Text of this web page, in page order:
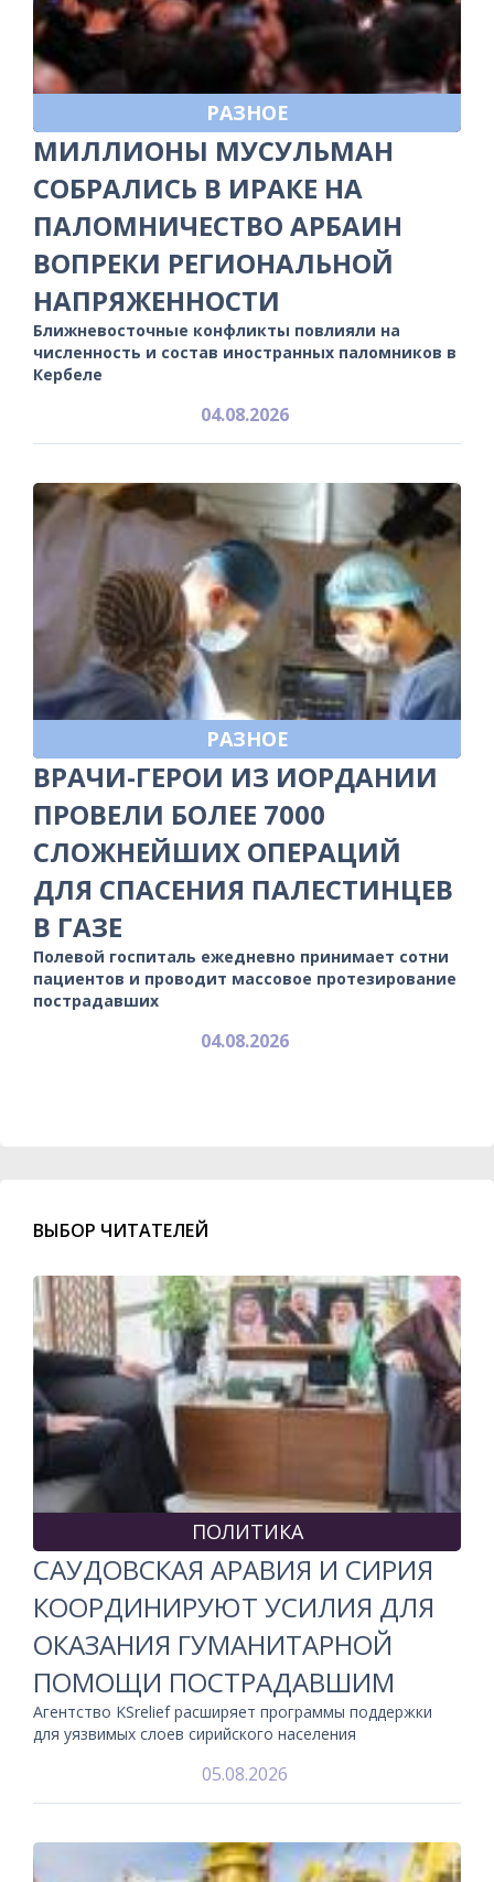
РАЗНОЕ
МИЛЛИОНЫ МУСУЛЬМАН
СОБРАЛИСЬ В ИРАКЕ НА
ПАЛОМНИЧЕСТВО АРБАИН
ВОПРЕКИ РЕГИОНАЛЬНОЙ
НАПРЯЖЕННОСТИ
Ближневосточные конфликты повлияли на
численность и состав иностранных паломников в
Кербеле
04.08.2026
РАЗНОЕ
ВРАЧИ-ГЕРОИ ИЗ ИОРДАНИИ
ПРОВЕЛИ БОЛЕЕ 7000
СЛОЖНЕЙШИХ ОПЕРАЦИЙ
ДЛЯ СПАСЕНИЯ ПАЛЕСТИНЦЕВ
В ГАЗЕ
Полевой госпиталь ежедневно принимает сотни
пациентов и проводит массовое протезирование
пострадавших
04.08.2026
ВЫБОР ЧИТАТЕЛЕЙ
ПОЛИТИКА
САУДОВСКАЯ АРАВИЯ И СИРИЯ
КООРДИНИРУЮТ УСИЛИЯ ДЛЯ
ОКАЗАНИЯ ГУМАНИТАРНОЙ
ПОМОЩИ ПОСТРАДАВШИМ
Агентство KSrelief расширяет программы поддержки
для уязвимых слоев сирийского населения
05.08.2026